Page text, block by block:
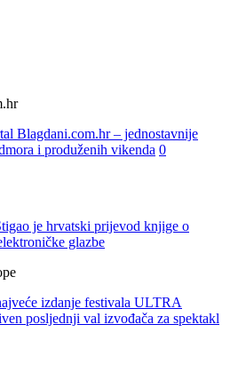
Blagdani.com.hr – jednostavnije
i produženih vikenda 0
je hrvatski prijevod knjige o
glazbe
izdanje festivala ULTRA
posljednji val izvođača za spektakl